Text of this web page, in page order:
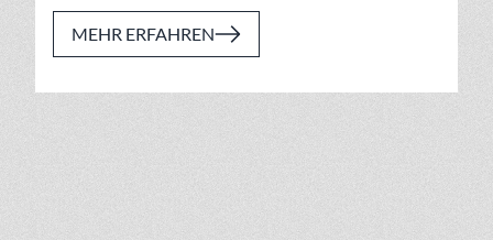
MEHR ERFAHREN